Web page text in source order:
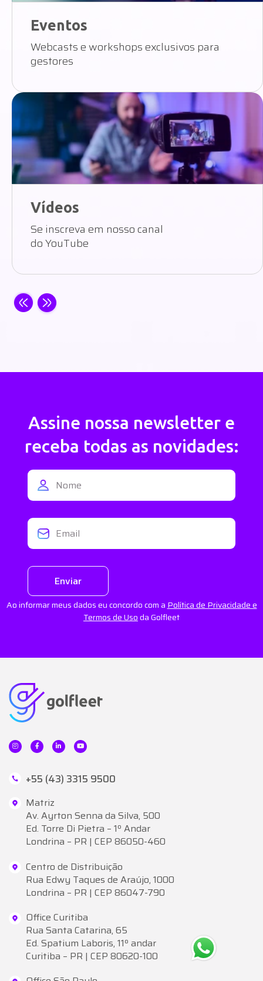
Eventos
Webcasts e workshops exclusivos para
gestores
Vídeos
Se inscreva em nosso canal
do YouTube
Assine nossa newsletter e
receba todas as novidades:
Enviar
Ao informar meus dados eu concordo com a Política de Privacidade e
Termos de Usoda Golfleet
+55 (43) 3315 9500
Matriz
Av. Ayrton Senna da Silva, 500
Ed. Torre Di Pietra – 1º Andar
Londrina – PR | CEP 86050-460
Centro de Distribuição
Rua Edwy Taques de Araújo, 1000
Londrina – PR | CEP 86047-790
Office Curitiba
Rua Santa Catarina, 65
Ed. Spatium Laboris, 11º andar
Curitiba – PR | CEP 80620-100